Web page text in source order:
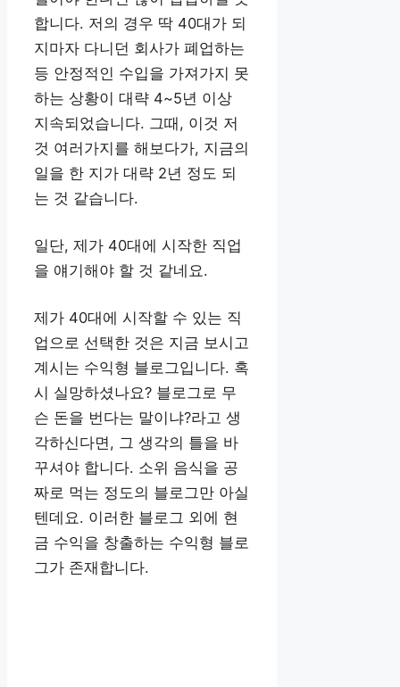
합니다. 저의 경우 딱 40대가 되
지마자 다니던 회사가 폐업하는
등 안정적인 수입을 가져가지 못
하는 상황이 대략 4~5년 이상
지속되었습니다. 그때, 이것 저
것 여러가지를 해보다가, 지금의
일을 한 지가 대략 2년 정도 되
는 것 같습니다.
일단, 제가 40대에 시작한 직업
을 얘기해야 할 것 같네요.
제가 40대에 시작할 수 있는 직
업으로 선택한 것은 지금 보시고
계시는 수익형 블로그입니다. 혹
시 실망하셨나요? 블로그로 무
슨 돈을 번다는 말이냐?라고 생
각하신다면, 그 생각의 틀을 바
꾸셔야 합니다. 소위 음식을 공
짜로 먹는 정도의 블로그만 아실
텐데요. 이러한 블로그 외에 현
금 수익을 창출하는 수익형 블로
그가 존재합니다.